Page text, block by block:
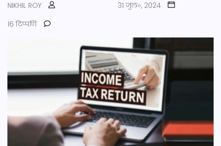
NIKHIL ROY
31 जुल॰, 2024
16 टिप्पणि